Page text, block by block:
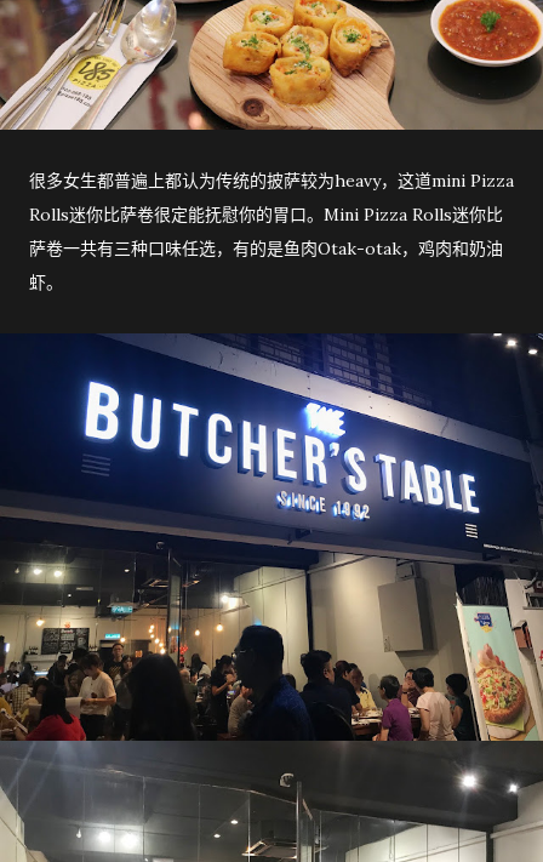
很多女生都普遍上都认为传统的披萨较为heavy，这道mini Pizza
Rolls迷你比萨卷很定能抚慰你的胃口。Mini Pizza Rolls迷你比
萨卷一共有三种口味任选，有的是鱼肉Otak-otak，鸡肉和奶油
虾。